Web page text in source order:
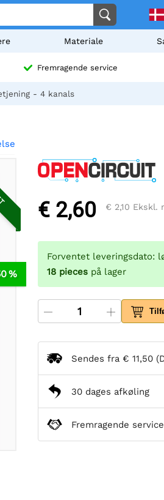
Materiale
Fremragende service
- 4 kanals
%
€ 2,60 € 2,10 Ekskl.
Forventet leveringsdato:
18 pieces på lager
Sendes fra € 11,50
30 dages afkøling
Fremragende service